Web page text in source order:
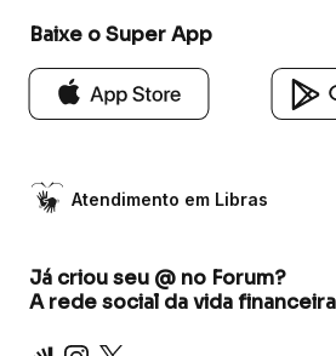
Baixe o Super App
Atendimento em Libras
Já criou seu @ no Forum?
A rede social da vida
Inter Instagram
X